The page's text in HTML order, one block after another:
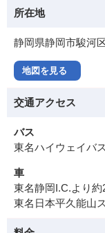
所在地
静岡県静岡市駿河
地図を見る
交通アクセス
バス
東名ハイウェイバ
車
東名静岡I.C.より
東名日本平久能山